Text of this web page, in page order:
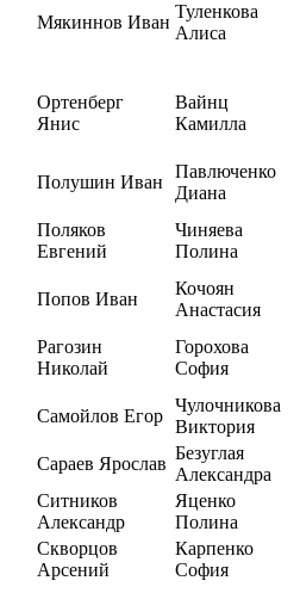
Мякиннов Иван
Туленкова
Алиса
Ортенберг
Янис
Вайнц
Камилла
Полушин Иван
Павлюченко
Диана
Поляков
Евгений
Чиняева
Полина
Попов Иван
Кочоян
Анастасия
Рагозин
Николай
Горохова
София
Самойлов Егор
Чулочникова
Виктория
Сараев Ярослав
Безуглая
Александра
Ситников
Александр
Яценко
Полина
Скворцов
Арсений
Карпенко
София